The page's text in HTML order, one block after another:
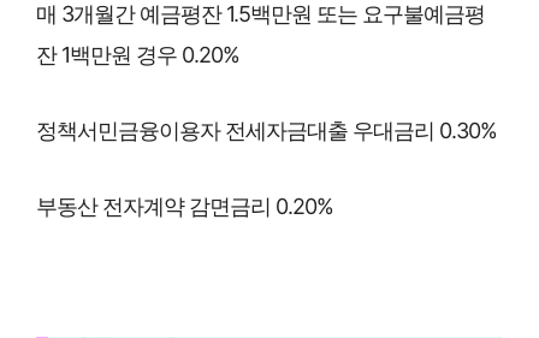
매 3개월간 예금평잔 1.5백만원 또는 요구불예금평
잔 1백만원 경우 0.20%
정책서민금융이용자 전세자금대출 우대금리 0.30%
부동산 전자계약 감면금리 0.20%